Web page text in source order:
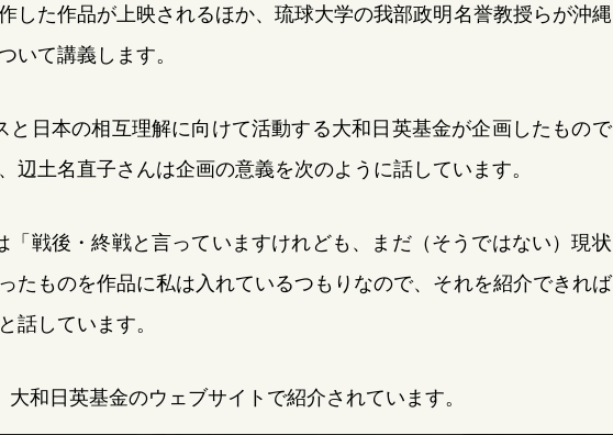
した作品が上映されるほか、琉球大学の我部政明名誉教授らが沖縄
いて講義します。
と日本の相互理解に向けて活動する大和日英基金が企画したもので
辺土名直子さんは企画の意義を次のように話しています。
「戦後・終戦と言っていますけれども、まだ（そうではない）現状
たものを作品に私は入れているつもりなので、それを紹介できれば
話しています。
和日英基金のウェブサイトで紹介されています。